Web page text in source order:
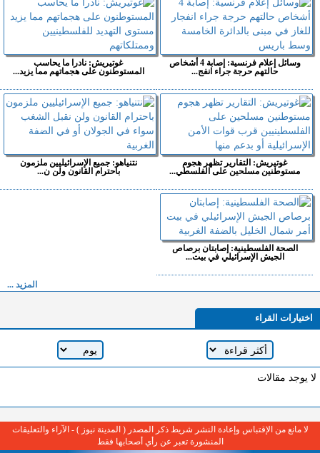
وسائل إعلام فرنسية: إصابة 4 أشخاص
حالتهم حرجة جراء انفج...
غوتيريش: نادرا ما يحاسب
المستوطنون على هجماتهم مما يزيد...
غوتيريش: التقارير تظهر هجوم
مستوطنين مسلحين على الفلسطي...
نتنياهو: جميع الإسرائيليين ملزمون
باحترام القانون ولن ن...
الصحة الفلسطينية: إصابتان برصاص
الجيش الإسرائيلي في بيت...
المزيد ...
اختيارات القراء
لا يوجد مقالات
لا مانع من الإقتباس وإعادة النشر شريط ذكر المصدر ( المدينة نيوز ) - الآراء والتعليقات
المنشورة تعبر عن رأي أصحابها فقط